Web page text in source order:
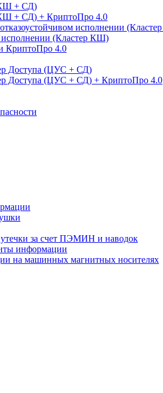
+ СД)
+ СД) + КриптоПро 4.0
исполнении
исполнении (Кластер КШ)
КриптоПро 4.0
Доступа (ЦУС + СД)
Доступа (ЦУС + СД) + КриптоПро 4.0
за счет ПЭМИН и наводок
информации
на машинных магнитных носителях